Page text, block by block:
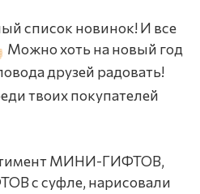
список новинок! И все
Можно хоть на новый год
друзей радовать!
твоих покупателей
МИНИ-ГИФТОВ,
с суфле, нарисовали